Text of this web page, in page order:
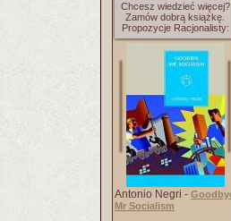
Chcesz wiedzieć więcej?
Zamów dobrą książkę.
Propozycje Racjonalisty:
Antonio Negri -
Mr Socialism